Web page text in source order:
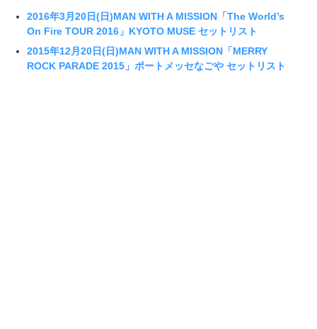
2016年3月20日(日)MAN WITH A MISSION「The World’s
On Fire TOUR 2016」KYOTO MUSE セットリスト
2015年12月20日(日)MAN WITH A MISSION「MERRY
ROCK PARADE 2015」ポートメッセなごや セットリスト